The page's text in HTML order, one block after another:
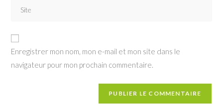
comment
address
comment
votre
site
(facultatif)
Enregistrer mon nom, mon e-mail et mon site dans le
navigateur pour mon prochain commentaire.